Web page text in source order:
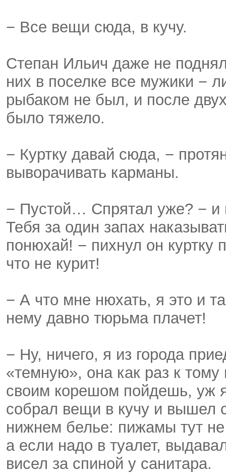
− Все вещи сюда, в кучу.
Степан Ильич даже не
них в поселке все мужики −
рыбаком не был, и после
было тяжело.
− Куртку давай сюда, −
выворачивать карманы.
− Пустой… Спрятал уже? − и
Тебя за один запах
понюхай! − пихнул он
что не курит!
− А что мне нюхать, я это и
нему давно тюрьма плачет!
− Ну, ничего, я из города
«темную», она как раз к
своим корешом пойдешь, уж
собрал вещи в кучу и вышел
нижнем белье: пижамы тут
а если надо в туалет,
висел за спиной у санитара.